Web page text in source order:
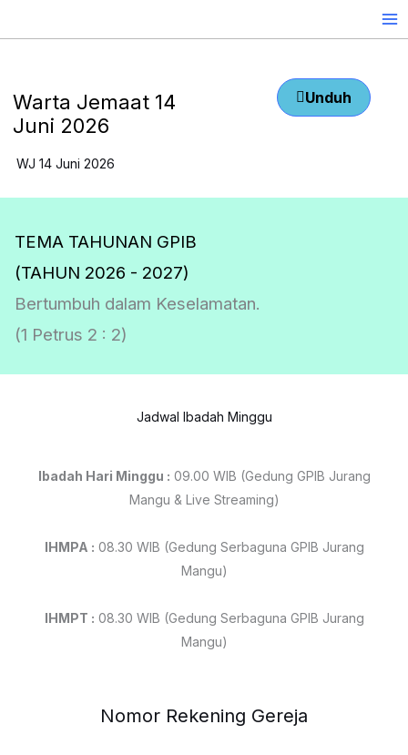
Warta Jemaat 14
Juni 2026
Unduh
WJ 14 Juni 2026
TEMA TAHUNAN GPIB
(TAHUN 2026 - 2027)
Bertumbuh dalam Keselamatan.
(1 Petrus 2 : 2)
Jadwal Ibadah Minggu
Ibadah Hari Minggu : 09.00 WIB (Gedung GPIB Jurang
Mangu & Live Streaming)
IHMPA : 08.30 WIB (Gedung Serbaguna GPIB Jurang
Mangu)
IHMPT : 08.30 WIB (Gedung Serbaguna GPIB Jurang
Mangu)
Nomor Rekening Gereja